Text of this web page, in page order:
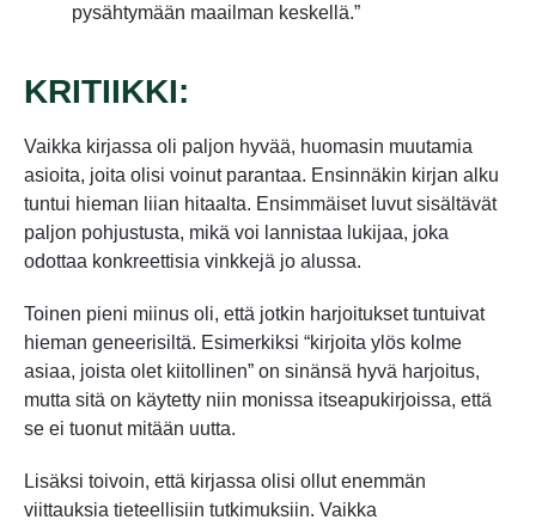
pysähtymään maailman keskellä.”
KRITIIKKI:
Vaikka kirjassa oli paljon hyvää, huomasin muutamia
asioita, joita olisi voinut parantaa. Ensinnäkin kirjan alku
tuntui hieman liian hitaalta. Ensimmäiset luvut sisältävät
paljon pohjustusta, mikä voi lannistaa lukijaa, joka
odottaa konkreettisia vinkkejä jo alussa.
Toinen pieni miinus oli, että jotkin harjoitukset tuntuivat
hieman geneerisiltä. Esimerkiksi “kirjoita ylös kolme
asiaa, joista olet kiitollinen” on sinänsä hyvä harjoitus,
mutta sitä on käytetty niin monissa itseapukirjoissa, että
se ei tuonut mitään uutta.
Lisäksi toivoin, että kirjassa olisi ollut enemmän
viittauksia tieteellisiin tutkimuksiin. Vaikka